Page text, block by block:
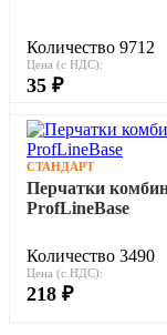
Количество 9712
Цена (с НДС):
35 ₽
СТАНДАРТ
Перчатки
ProfLineBase
Количество 3490
Цена (с НДС):
218 ₽